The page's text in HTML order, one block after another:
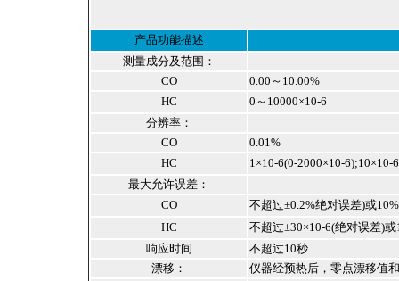
产品功能描述
测量成分及范围：
CO
0.00～10.00%
HC
0～10000×10-6
分辨率：
CO
0.01%
HC
1×10-6(0-2000×10-6);10×10-
最大允许误差：
CO
不超过±0.2%绝对误差)或
HC
不超过±30×10-6(绝对误差)
响应时间
不超过10秒
漂移：
仪器经预热后，零点漂移值